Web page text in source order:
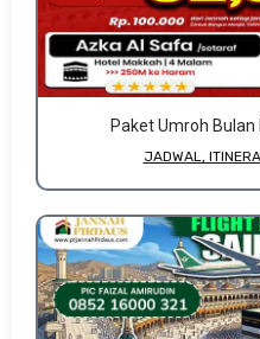
Paket Umroh
JADWAL,